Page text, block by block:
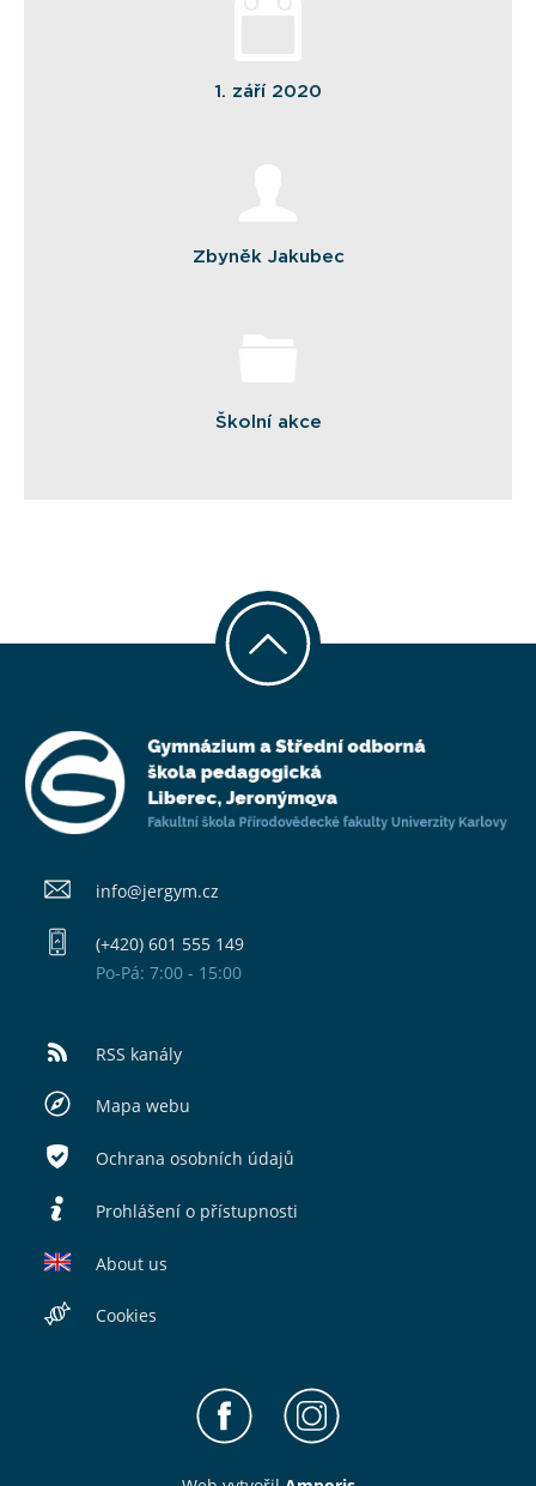
1. září 2020
Zbyněk Jakubec
Školní akce
info@​jergym.cz
(+420) 601 555 149
Po-Pá: 7:00 - 15:00
RSS kanály
Mapa webu
Ochrana osobních údajů
Prohlášení o přístupnosti
About us
Cookies